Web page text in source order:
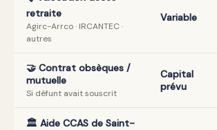
retraite
Agirc-Arrco · IRCANTEC ·
autres
Variable
🤝 Contrat obsèques /
mutuelle
Si défunt avait souscrit
Capital
prévu
🏛️ Aide CCAS de Saint-